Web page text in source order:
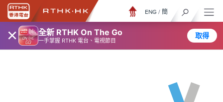
× 全新 RTHK On The Go
一手掌握 RTHK 電台、電視節目
取得
ENG / 簡